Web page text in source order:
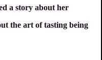
a story about her
the art of tasting being